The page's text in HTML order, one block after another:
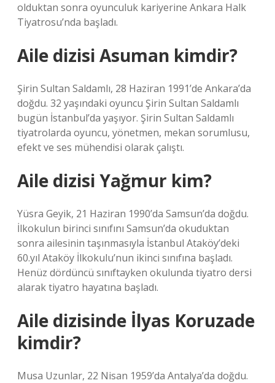
olduktan sonra oyunculuk kariyerine Ankara Halk
Tiyatrosu’nda başladı.
Aile dizisi Asuman kimdir?
Şirin Sultan Saldamlı, 28 Haziran 1991’de Ankara’da
doğdu. 32 yaşındaki oyuncu Şirin Sultan Saldamlı
bugün İstanbul’da yaşıyor. Şirin Sultan Saldamlı
tiyatrolarda oyuncu, yönetmen, mekan sorumlusu,
efekt ve ses mühendisi olarak çalıştı.
Aile dizisi Yağmur kim?
Yüsra Geyik, 21 Haziran 1990’da Samsun’da doğdu.
İlkokulun birinci sınıfını Samsun’da okuduktan
sonra ailesinin taşınmasıyla İstanbul Ataköy’deki
60.yıl Ataköy İlkokulu’nun ikinci sınıfına başladı.
Henüz dördüncü sınıftayken okulunda tiyatro dersi
alarak tiyatro hayatına başladı.
Aile dizisinde İlyas Koruzade
kimdir?
Musa Uzunlar, 22 Nisan 1959’da Antalya’da doğdu.